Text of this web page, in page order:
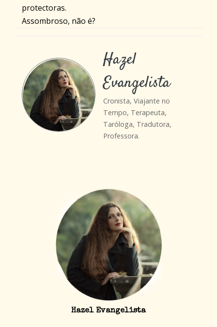
protectoras.
Assombroso, não é?
Hazel
Evangelista
Cronista, Viajante no
Tempo, Terapeuta,
Taróloga, Tradutora,
Professora.
Hazel Evangelista